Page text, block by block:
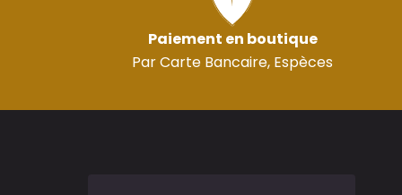
Paiement en boutique
Par Carte Bancaire, Espèces